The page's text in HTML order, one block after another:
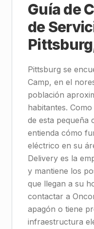
Guía de
de
Pittsburg se
Camp, en el
población
habitantes.
de esta pequeña
entienda cómo
eléctrico en su
Delivery es la
y mantiene los
que llegan a su
contactar a
apagón o tiene
infraestructura